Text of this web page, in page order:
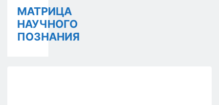
МАТРИЦА
НАУЧНОГО
ПОЗНАНИЯ